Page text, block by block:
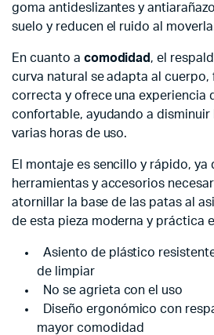
goma antideslizantes y
suelo y reducen el ruido al
En cuanto a comodidad , el
curva natural se adapta al cuerpo,
correcta y ofrece una experiencia
confortable, ayudando a
varias horas de uso.
El montaje es sencillo y rápido, ya
herramientas y accesorios
atornillar la base de las patas al
de esta pieza moderna y práctica
Asiento de plástico
de limpiar
No se agrieta con el uso
Diseño ergonómico con
mayor comodidad